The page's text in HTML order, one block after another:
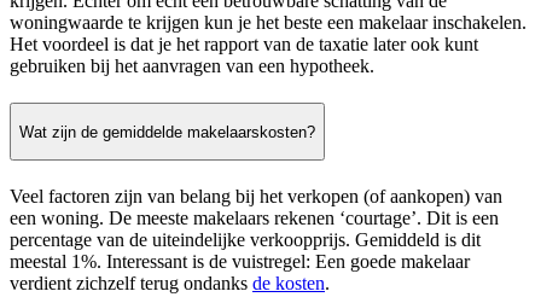
woningwaarde te krijgen kun je het beste een makelaar inschakelen.
Het voordeel is dat je het rapport van de taxatie later ook kunt
gebruiken bij het aanvragen van een hypotheek.
Wat zijn de gemiddelde makelaarskosten?
Veel factoren zijn van belang bij het verkopen (of aankopen) van
een woning. De meeste makelaars rekenen ‘courtage’. Dit is een
percentage van de uiteindelijke verkoopprijs. Gemiddeld is dit
meestal 1%. Interessant is de vuistregel: Een goede makelaar
verdient zichzelf terug ondanks de kosten.